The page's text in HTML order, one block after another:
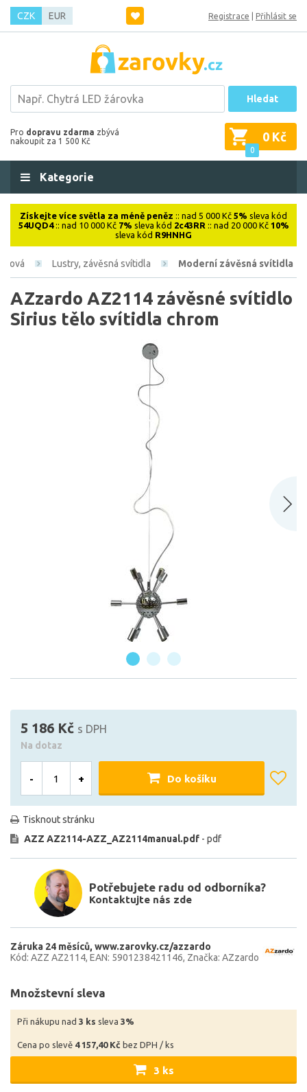
CZK EUR Registrace Přihlásit se
Hledat
Pro dopravu zdarma zbývá
nakoupit za 1 500 Kč
0
0 Kč
Kategorie
Získejte více světla za méně peněz :: nad 5 000 Kč 5% sleva kód
54UQD4:: nad 10 000 Kč 7% sleva kód 2c43RR :: nad 20 000 Kč 10%
sleva kód R9HNHG
Lustry, závěsná svítidla Moderní závěsná svítidla
AZzardo AZ2114 závěsné svítidlo
Sirius tělo svítidla chrom
5 186 Kč s DPH
Na dotaz
- + Do košíku
Tisknout stránku
AZZ AZ2114-AZZ_AZ2114manual.pdf - pdf
Potřebujete radu od odborníka?
Kontaktujte nás zde
Záruka 24 měsíců www.zarovky.cz/azzardo
Kód: AZZ AZ2114 EAN: 5901238421146 Značka: AZzardo
Množstevní sleva
Při nákupu nad 3 ks sleva 3%
Cena po slevě 4 157,40 Kč bez DPH / ks
3 ks